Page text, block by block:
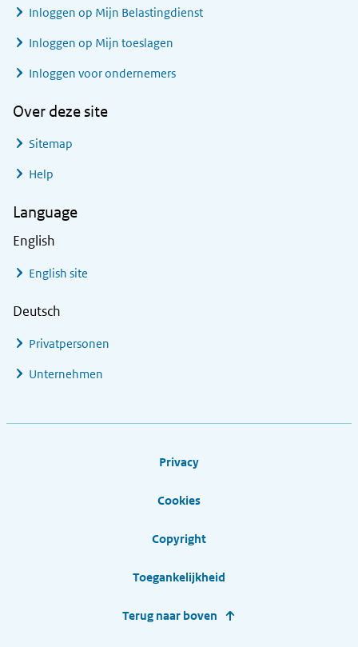
Inloggen op Mijn Belastingdienst
Inloggen op Mijn toeslagen
Inloggen voor ondernemers
Over deze site
Sitemap
Help
Language
English
English site
Deutsch
Privatpersonen
Unternehmen
Privacy
Cookies
Copyright
Toegankelijkheid
Terug naar boven